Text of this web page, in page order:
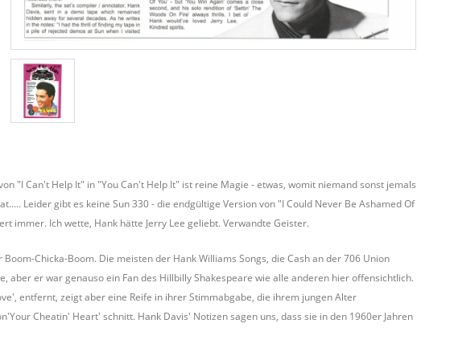
"I Can't Help It" in "You Can't Help It" ist reine Magie - etwas, womit niemand sonst jemals
Leider gibt es keine Sun 330 - die endgültige Version von "I Could Never Be Ashamed Of
immer. Ich wette, Hank hätte Jerry Lee geliebt. Verwandte Geister.
Chicka-Boom. Die meisten der Hank Williams Songs, die Cash an der 706 Union
er war genauso ein Fan des Hillbilly Shakespeare wie alle anderen hier offensichtlich.
entfernt, zeigt aber eine Reife in ihrer Stimmabgabe, die ihrem jungen Alter
Cheatin' Heart' schnitt. Hank Davis' Notizen sagen uns, dass sie in den 1960er Jahren